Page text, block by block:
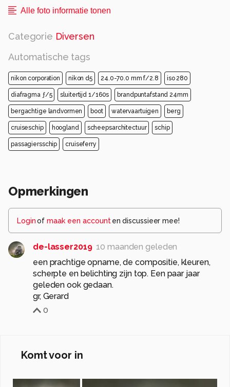
Alle foto informatie tonen
Categorie Diversen
Automatische tags
nikon corporation nikon d5 24.0-70.0 mm f/2.8 iso 280
diafragma ƒ/5 sluitertijd 1/160s brandpuntafstand 24mm
bergachtige landvormen boot watervaartuigen berg
cruiseschip hoogland scheepsarchitectuur schip
passagiersschip cruiseferry
Opmerkingen
Loginof maak een account en discussieer mee!
de-lasser2019 10 maanden geleden
een prachtige opname, de compositie, kleuren,
scherpte en belichting zijn top. Een paar jaar
geleden ook gedaan.
0
Komt voor in